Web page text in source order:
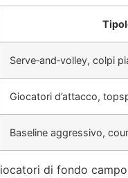
Serve‑and‑volley, colpi
Giocatori d’attacco,
Baseline aggressivo,
di fondo